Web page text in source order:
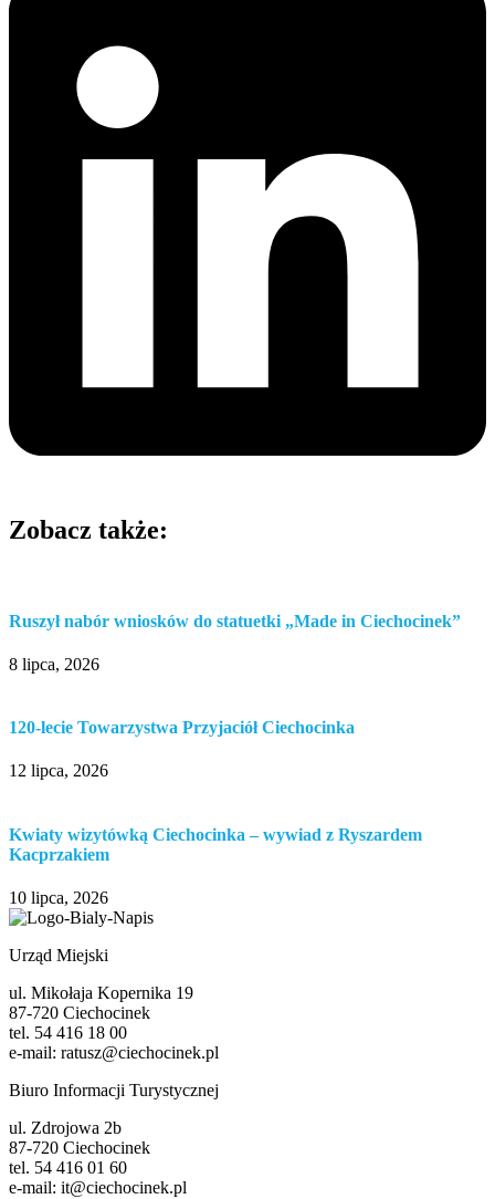
Zobacz także:
Ruszył nabór wniosków do statuetki „Made in Ciechocinek”
8 lipca, 2026
120-lecie Towarzystwa Przyjaciół Ciechocinka
12 lipca, 2026
Kwiaty wizytówką Ciechocinka – wywiad z Ryszardem
Kacprzakiem
10 lipca, 2026
Urząd Miejski
ul. Mikołaja Kopernika 19
87-720 Ciechocinek
tel. 54 416 18 00
e-mail: ratusz@ciechocinek.pl
Biuro Informacji Turystycznej
ul. Zdrojowa 2b
87-720 Ciechocinek
tel. 54 416 01 60
e-mail: it@ciechocinek.pl